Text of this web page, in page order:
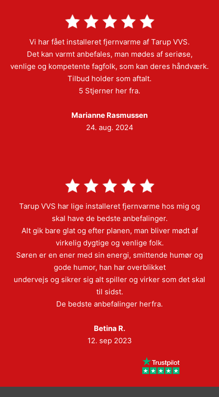
Vi har fået installeret fjernvarme af Tarup VVS.
Det kan varmt anbefales, man mødes af seriøse,
venlige og kompetente fagfolk, som kan deres håndværk.
Tilbud holder som aftalt.
5 Stjerner her fra.
Marianne Rasmussen
24. aug. 2024
Tarup VVS har lige installeret fjernvarme hos mig og
skal have de bedste anbefalinger.
Alt gik bare glat og efter planen, man bliver mødt af
virkelig dygtige og venlige folk.
Søren er en ener med sin energi, smittende humør og
gode humor, han har overblikket
undervejs og sikrer sig alt spiller og virker som det skal
til sidst.
De bedste anbefalinger herfra.
Betina R.
12. sep 2023